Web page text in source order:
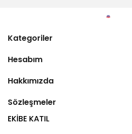
Kategoriler
Hesabım
Hakkımızda
Sözleşmeler
EKİBE KATIL